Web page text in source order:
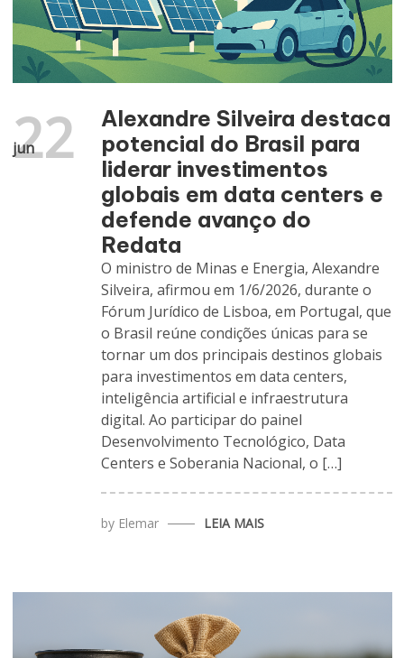
jun
22
Alexandre Silveira destaca
potencial do Brasil para
liderar investimentos
globais em data centers e
defende avanço do
Redata
O ministro de Minas e Energia, Alexandre
Silveira, afirmou em 1/6/2026, durante o
Fórum Jurídico de Lisboa, em Portugal, que
o Brasil reúne condições únicas para se
tornar um dos principais destinos globais
para investimentos em data centers,
inteligência artificial e infraestrutura
digital. Ao participar do painel
Desenvolvimento Tecnológico, Data
Centers e Soberania Nacional, o […]
by Elemar LEIA MAIS